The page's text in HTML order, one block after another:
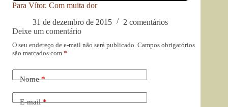
Para Vítor. Com muita dor
31 de dezembro de 2015
2 comentários
Deixe um comentário
O seu endereço de e-mail não será publicado. Campos obrigatórios
são marcados com *
Nome*
E-mail*